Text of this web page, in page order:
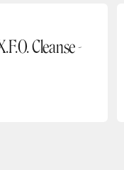
Cleanse -